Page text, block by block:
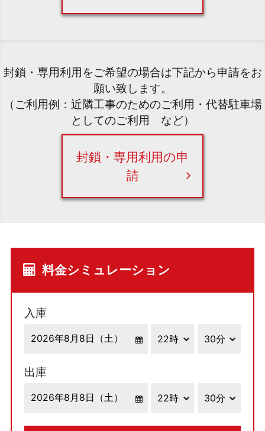
封鎖・専用利用をご希望の場合は下記から申請をお
願い致します。
（ご利用例：近隣工事のためのご利用・代替駐車場
としてのご利用 など）
封鎖・専用利用の申
請
料金シミュレーション
入庫
出庫